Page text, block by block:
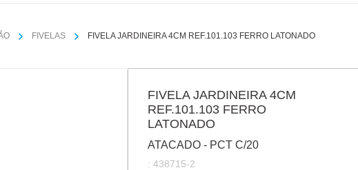
FIVELAS FIVELA JARDINEIRA 4CM REF.101.103 FERRO LATONADO
FIVELA JARDINEIRA 4CM
REF.101.103 FERRO
LATONADO
ATACADO - PCT C/20
: 438715-2